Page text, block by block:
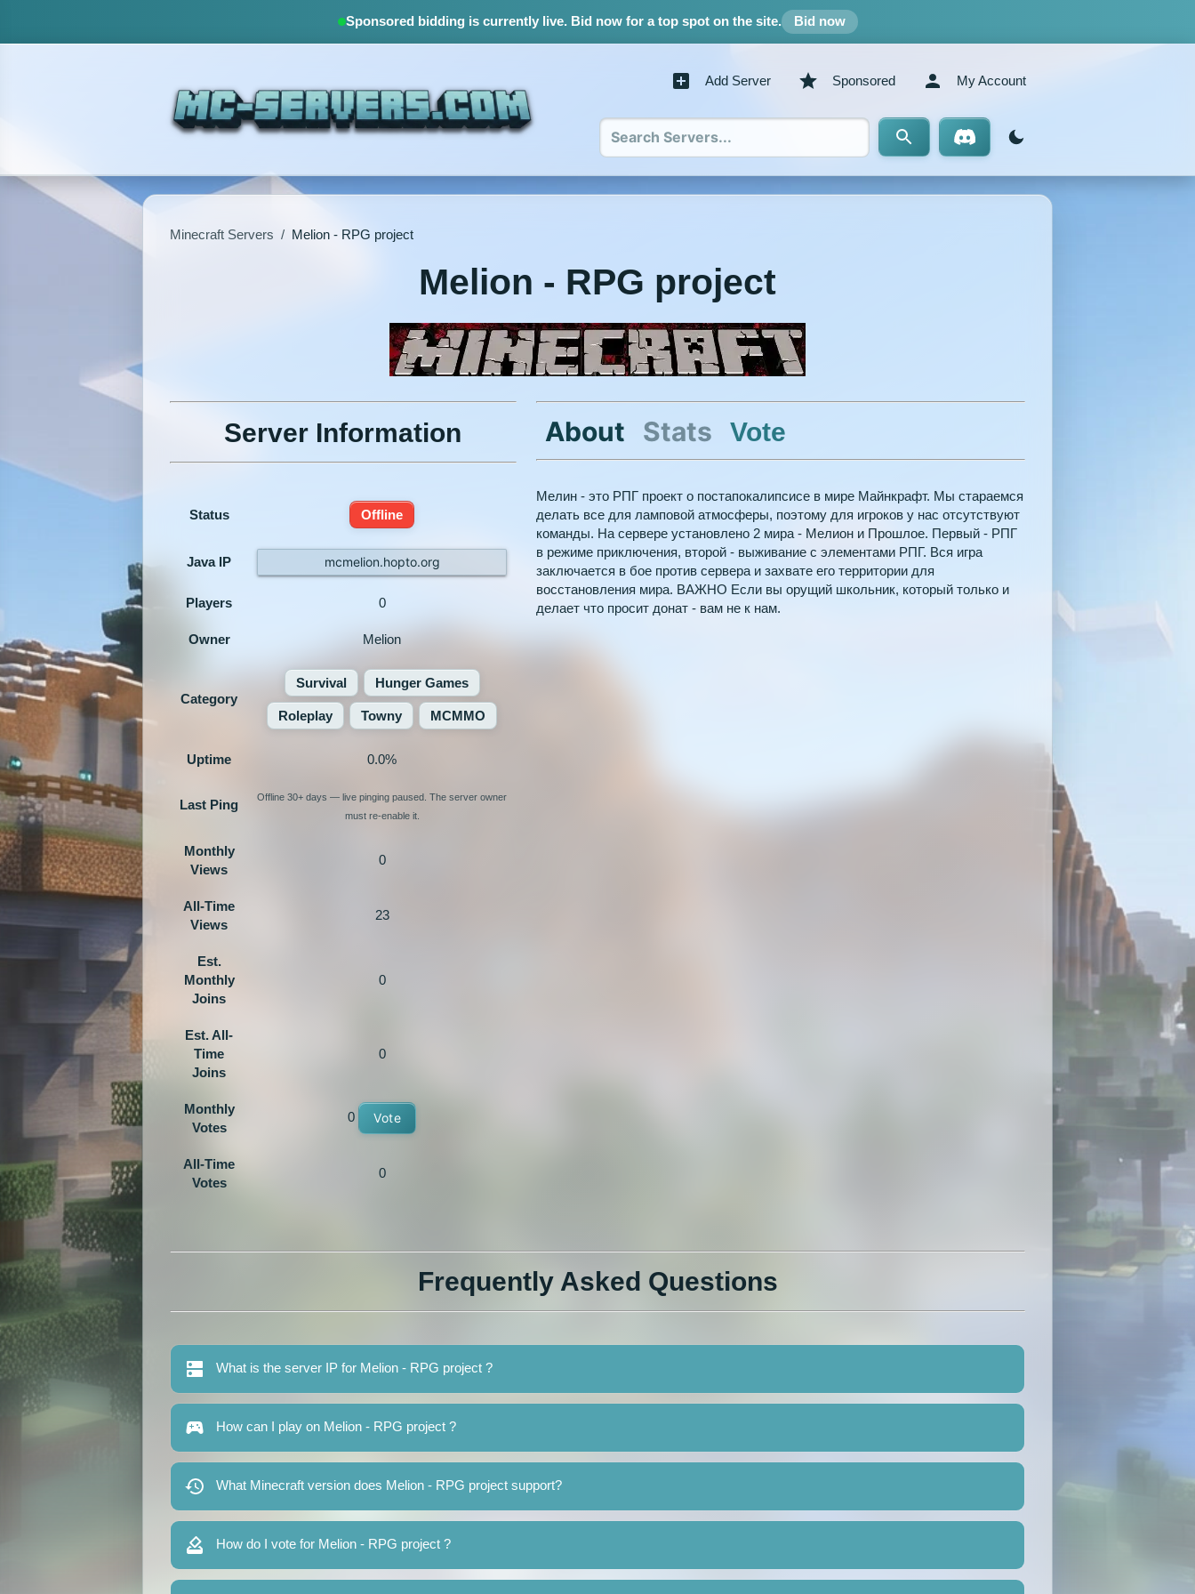
Sponsored bidding is currently live.Bid now for a top spot on the site. Bid now
Add Server Sponsored My Account
Minecraft Servers / Melion - RPG project
Melion - RPG project
Server Information
Status Offline
Java IP mcmelion.hopto.org
Players 0
Owner Melion
Category
Survival Hunger Games
Roleplay Towny MCMMO
Uptime 0.0%
Last Ping
Offline 30+ days — live pinging paused. The server owner
must re-enable it.
Monthly
Views
0
All-Time
Views
23
Est.
Monthly
Joins
0
Est. All-
Time
Joins
0
Monthly
Votes
0 Vote
All-Time
Votes
0
About Stats Vote
Мелин - это РПГ проект о постапокалипсисе в мире Майнкрафт. Мы стараемся
делать все для ламповой атмосферы, поэтому для игроков у нас отсутствуют
команды. На сервере установлено 2 мира - Мелион и Прошлое. Первый - РПГ
в режиме приключения, второй - выживание с элементами РПГ. Вся игра
заключается в бое против сервера и захвате его территории для
восстановления мира. ВАЖНО Если вы орущий школьник, который только и
делает что просит донат - вам не к нам.
Frequently Asked Questions
What is the server IP for Melion - RPG project ?
How can I play on Melion - RPG project ?
What Minecraft version does Melion - RPG project support?
How do I vote for Melion - RPG project ?